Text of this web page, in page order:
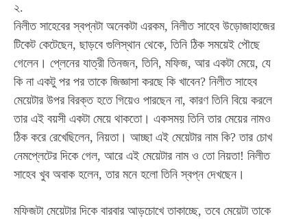
২.
নিলীত সাহেবের স্বপ্নটা অনেকটা এরকম, নিলীত সাহেব উড়োজাহাজের
টিকেট কেটেছেন, ছাড়বে গুলিস্থান থেকে, তিনি ঠিক সময়েই পৌছে
গেলেন। প্লেনের যাত্রী তিনজন, তিনি, মফিজ, আর একটা মেয়ে, যে
কি না একটু পর পর তাকে জিজ্ঞাসা করছে কি খাবেন? নিলীত সাহেব
মেয়েটার উপর বিরক্ত হতে গিয়েও পারছেন না, কারণ তিনি বিয়ে করলে
তার এই বয়সী একটা মেয়ে থাকতো। একসময় তিনি তার মেয়ের নামও
ঠিক করে রেখেছিলেন, নিয়তা। আচ্ছা এই মেয়েটার নাম কি? তার চোখ
নেমপ্লেটের দিকে গেল, আরে এই মেয়েটার নাম ও তো নিয়তা! নিলীত
সাহেব খুব অবাক হলেন, তার মনে হলো তিনি স্বপ্ন দেখছেন।
মফিজটা মেয়েটার দিকে বারবার আড়চোখে তাকাচ্ছে, তবে মেয়েটা তাকে